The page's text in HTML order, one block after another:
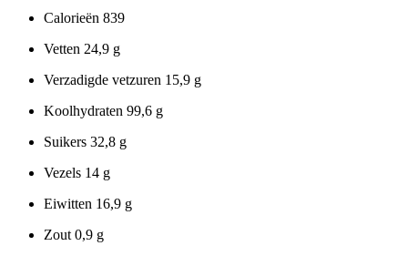
Calorieën 839
Vetten 24,9 g
Verzadigde vetzuren 15,9 g
Koolhydraten 99,6 g
Suikers 32,8 g
Vezels 14 g
Eiwitten 16,9 g
Zout 0,9 g